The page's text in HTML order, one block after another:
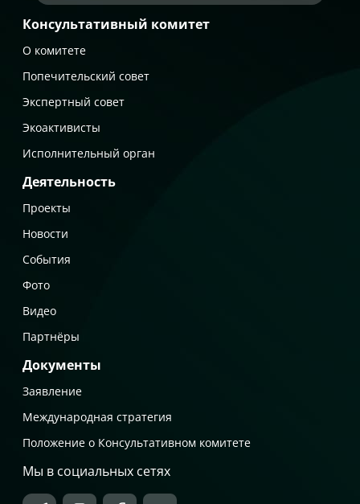
Консультативный комитет
О комитете
Попечительский совет
Экспертный совет
Экоактивисты
Исполнительный орган
Деятельность
Проекты
Новости
События
Фото
Видео
Партнёры
Документы
Заявление
Международная стратегия
Положение о Консультативном комитете
Мы в социальных сетях